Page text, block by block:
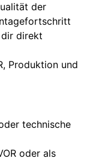
der
dir direkt
Produktion und
technische
oder als